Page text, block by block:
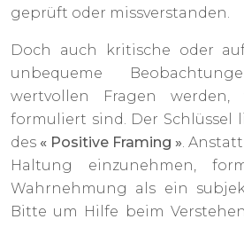
geprüft oder missverstanden.
Doch auch kritische oder
unbequeme
wertvollen Fragen
formuliert sind. Der Schlüssel
des « Positive Framing ».
Haltung einzunehmen,
Wahrnehmung als ein
Bitte um Hilfe beim